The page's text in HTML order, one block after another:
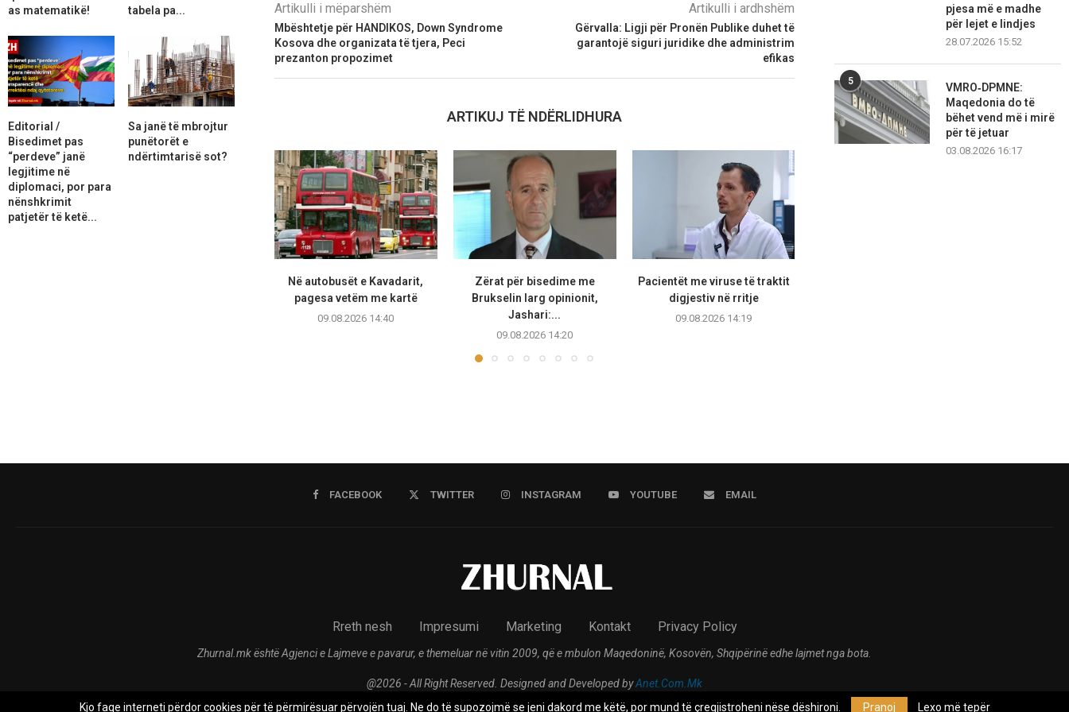
Artikulli i mëparshëm
Mbështetje për HANDIKOS, Down Syndrome
Kosova dhe organizata të tjera, Peci
prezanton propozimet
Artikulli i ardhshëm
Gërvalla: Ligji për Pronën Publike duhet të
garantojë siguri juridike dhe administrim
efikas
ARTIKUJ TË NDËRLIDHURA
Në autobusët e Kavadarit,
pagesa vetëm me kartë
09.08.2026 14:40
Zërat për bisedime me
Brukselin larg opinionit,
Jashari:...
09.08.2026 14:20
Pacientët me viruse të traktit
digjestiv në rritje
09.08.2026 14:19
pjesa më e madhe
për lejet e lindjes
28.07.2026 15:52
5
VMRO‑DPMNE:
Maqedonia do të
bëhet vend më i mirë
për të jetuar
03.08.2026 16:17
as matematikë!
tabela pa...
Editorial /
Bisedimet pas
“perdeve” janë
legjitime në
diplomaci, por para
nënshkrimit
patjetër të ketë...
Sa janë të mbrojtur
punëtorët e
ndërtimtarisë sot?
FACEBOOK TWITTER INSTAGRAM YOUTUBE EMAIL
Rreth nesh Impresumi Marketing Kontakt Privacy Policy
Zhurnal.mk është Agjenci e Lajmeve e pavarur, e themeluar në vitin 2009, që e mbulon Maqedoninë, Kosovën, Shqipërinë edhe lajmet nga bota.
@2026 - All Right Reserved. Designed and Developed byAnet.Com.Mk
Kjo faqe interneti përdor cookies për të përmirësuar përvojën tuaj. Ne do të supozojmë se jeni dakord me këtë, por mund të çregjistroheni nëse dëshironi.
Pranoj Lexo më tepër